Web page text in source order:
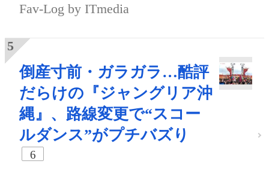
Fav-Log by ITmedia
倒産寸前・ガラガラ…酷評
だらけの『ジャングリア沖
縄』、路線変更で“スコー
ルダンス”がプチバズり
6